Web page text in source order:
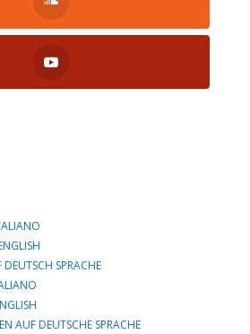
SPRACHE
AUF DEUTSCHE SPRACHE